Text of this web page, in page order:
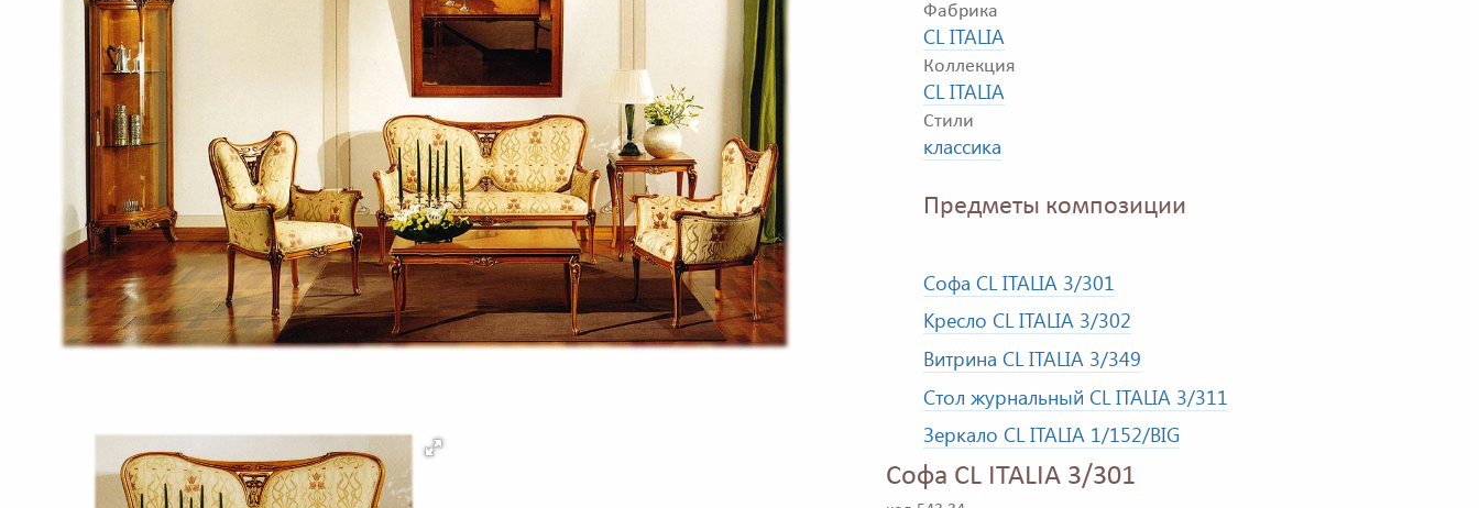
Фабрика
CL ITALIA
Коллекция
CL ITALIA
Стили
классика
Предметы композиции
Софа CL ITALIA 3/301
Кресло CL ITALIA 3/302
Витрина CL ITALIA 3/349
Стол журнальный CL ITALIA 3/311
Зеркало CL ITALIA 1/152/BIG
Софа CL ITALIA 3/301